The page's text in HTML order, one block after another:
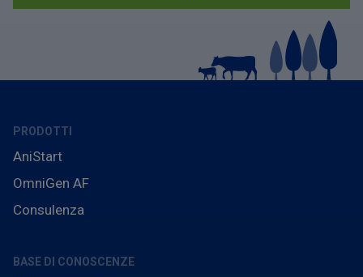
PRODOTTI
AniStart
OmniGen AF
Consulenza
BASE DI CONOSCENZE